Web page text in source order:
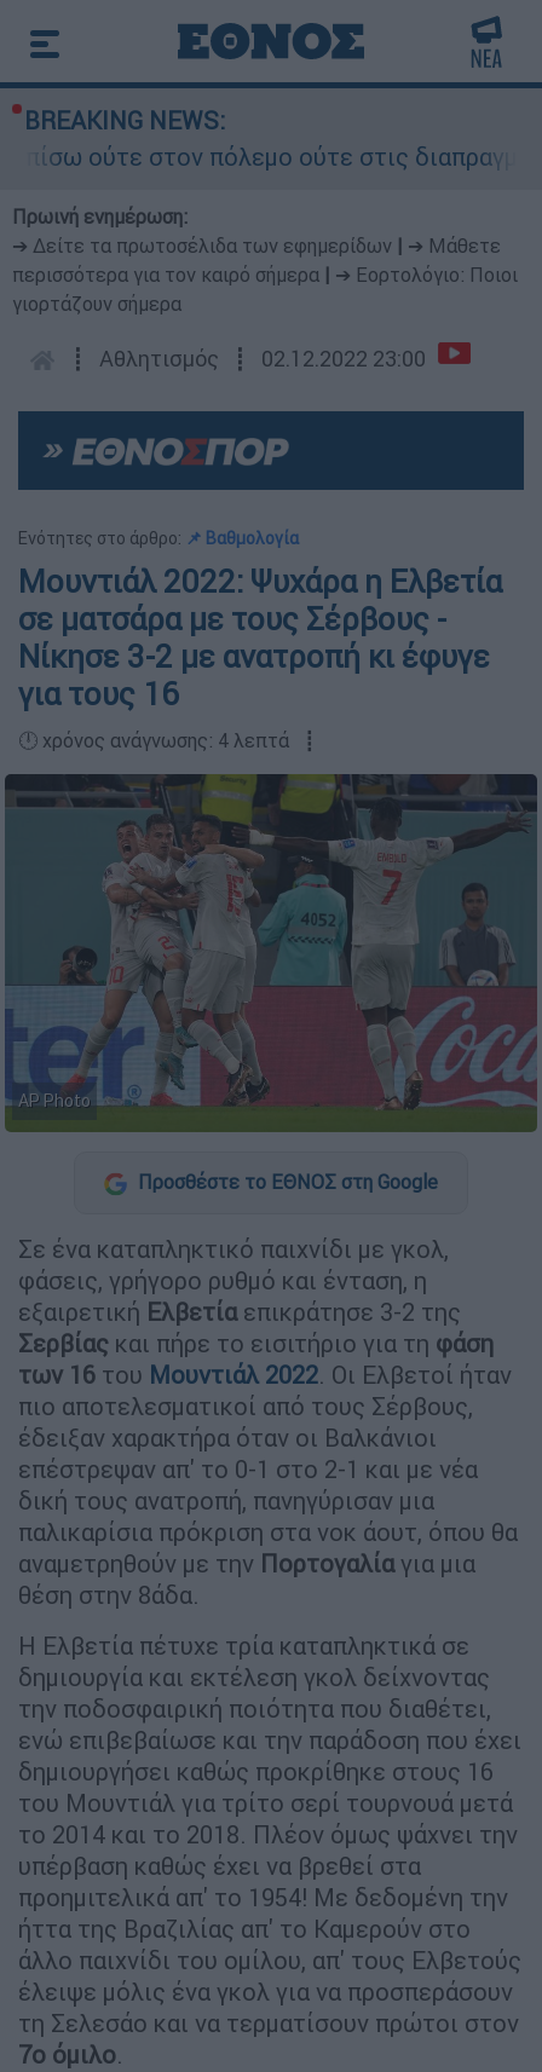
BREAKING NEWS:
στον πόλεμο ούτε στις
Πρωινή ενημέρωση:
➔ Δείτε τα πρωτοσέλιδα των εφημερίδων
➔ Μάθετε
περισσότερα για τον καιρό σήμερα
➔ Εορτολόγιο: Ποιοι
γιορτάζουν σήμερα
┋ Αθλητισμός ┋ 02.12.2022 23:00
Ενότητες στο άρθρο: 📌 Βαθμολογία
Μουντιάλ 2022: Ψυχάρα η Ελβετία
σε ματσάρα με τους Σέρβους -
Νίκησε 3-2 με ανατροπή κι έφυγε
για τους 16
🕛 χρόνος ανάγνωσης: 4 λεπτά ┋
AP Photo
Προσθέστε το ΕΘΝΟΣ στη Google
Σε ένα καταπληκτικό παιχνίδι με γκολ,
φάσεις, γρήγορο ρυθμό και ένταση, η
εξαιρετική Ελβετίαεπικράτησε 3-2 της
Σερβίας και πήρε το εισιτήριο για τη φάση
των 16 του Μουντιάλ 2022. Οι Ελβετοί ήταν
πιο αποτελεσματικοί από τους Σέρβους,
έδειξαν χαρακτήρα όταν οι Βαλκάνιοι
επέστρεψαν απ' το 0-1 στο 2-1 και με νέα
δική τους ανατροπή, πανηγύρισαν μια
παλικαρίσια πρόκριση στα νοκ άουτ, όπου θα
αναμετρηθούν με την Πορτογαλίαγια μια
θέση στην 8άδα.
Η Ελβετία πέτυχε τρία καταπληκτικά σε
δημιουργία και εκτέλεση γκολ δείχνοντας
την ποδοσφαιρική ποιότητα που διαθέτει,
ενώ επιβεβαίωσε και την παράδοση που έχει
δημιουργήσει καθώς προκρίθηκε στους 16
του Μουντιάλ για τρίτο σερί τουρνουά μετά
το 2014 και το 2018. Πλέον όμως ψάχνει την
υπέρβαση καθώς έχει να βρεθεί στα
προημιτελικά απ' το 1954! Με δεδομένη την
ήττα της Βραζιλίας απ' το Καμερούν στο
άλλο παιχνίδι του ομίλου, απ' τους Ελβετούς
έλειψε μόλις ένα γκολ για να προσπεράσουν
τη Σελεσάο και να τερματίσουν πρώτοι στον
7ο όμιλο.